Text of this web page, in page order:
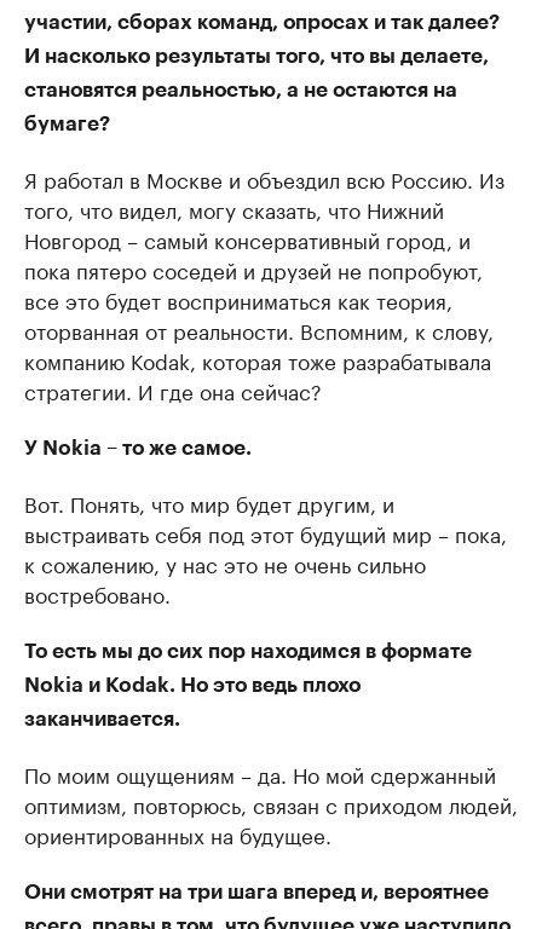
участии, сборах команд, опросах и так далее?
И насколько результаты того, что вы делаете,
становятся реальностью, а не остаются на
бумаге?
Я работал в Москве и объездил всю Россию. Из
того, что видел, могу сказать, что Нижний
Новгород – самый консервативный город, и
пока пятеро соседей и друзей не попробуют,
все это будет восприниматься как теория,
оторванная от реальности. Вспомним, к слову,
компанию Kodak, которая тоже разрабатывала
стратегии. И где она сейчас?
У Nokia – то же самое.
Вот. Понять, что мир будет другим, и
выстраивать себя под этот будущий мир – пока,
к сожалению, у нас это не очень сильно
востребовано.
То есть мы до сих пор находимся в формате
Nokia и Kodak. Но это ведь плохо
заканчивается.
По моим ощущениям – да. Но мой сдержанный
оптимизм, повторюсь, связан с приходом людей,
ориентированных на будущее.
Они смотрят на три шага вперед и, вероятнее